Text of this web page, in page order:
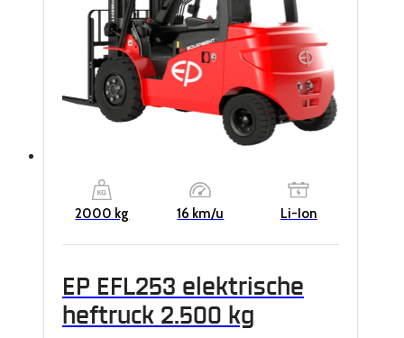
2000 kg 16 km/u Li-Ion
EP EFL253 elektrische
heftruck 2.500 kg